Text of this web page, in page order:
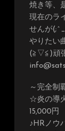
焼き等、
現在のラ
せんが
やりたい
(≧▽≦)頑
～完全制
☆炎の導
15,000円
♪HRノウ